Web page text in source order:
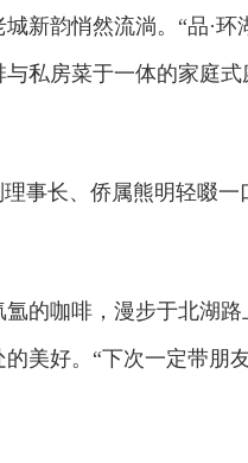
韵悄然流淌。“品·环
私房菜于一体的家庭
长、侨属熊明轻啜一
咖啡，漫步于北湖路
美好。“下次一定带朋